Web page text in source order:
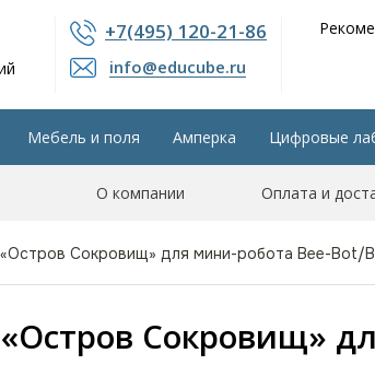
+7(495) 120-21-86
info@educube.ru
Мебель и поля Амперка Цифровые
панели Остальные разделы
О компании Оплата и
Сокровищ» для мини-робота Bee-Bot/
Сокровищ»